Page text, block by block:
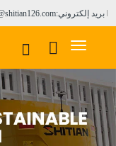
بريد إلكتروني:juwen@shitian126.com